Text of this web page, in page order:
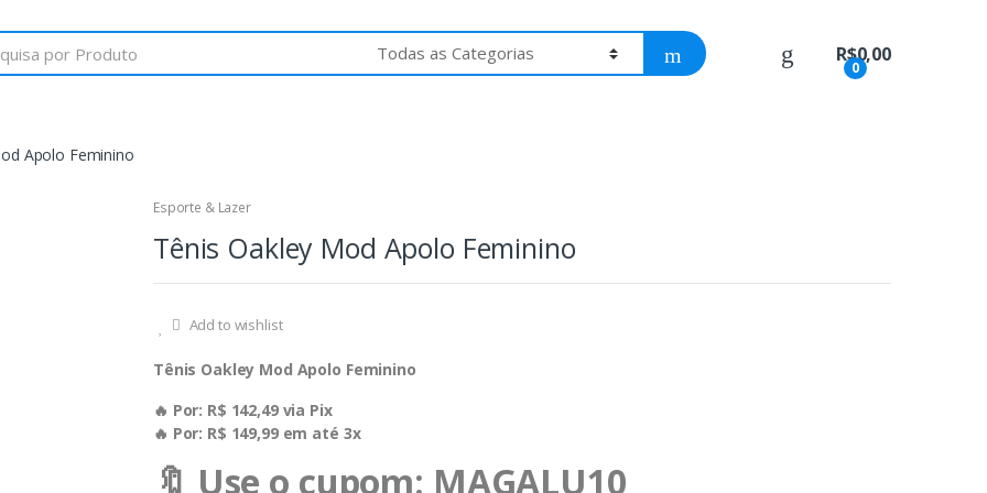
0
R$0,00
Apolo Feminino
Esporte & Lazer
Tênis Oakley Mod Apolo Feminino
Add to wishlist
Tênis Oakley Mod Apolo Feminino
🔥 Por: R$ 142,49 via Pix
🔥 Por: R$ 149,99 em até 3x
🔖 Use o cupom: MAGALU10